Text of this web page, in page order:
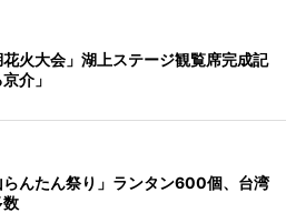
火大会」湖上ステージ観覧席完成記
介」
んたん祭り」ランタン600個、台湾
数